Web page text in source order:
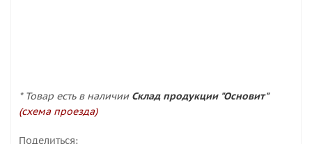
* Товар есть в наличии Склад продукции "Основит"
(схема проезда)
Поделиться: